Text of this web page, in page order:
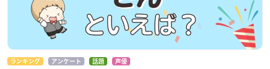
ランキング アンケート 話題 声優